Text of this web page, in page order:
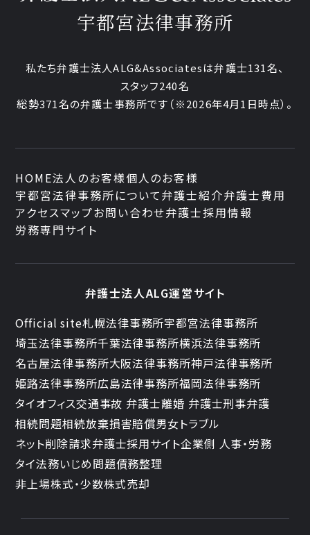
宇都宮法律事務所
私たち弁護士法人ALG&Associatesは弁護士131名、
スタッフ240名
総勢371名の弁護士事務所です （※2026年4月1日時点）。
HOME法人のお客様個人のお客様
宇都宮法律事務所について弁護士紹介弁護士費用
アクセスマップお問い合わせ弁護士採用情報
労務専門サイト
弁護士法人ALG運営サイト
Official site札幌法律事務所宇都宮法律事務所
埼玉法律事務所千葉法律事務所横浜法律事務所
名古屋法律事務所大阪法律事務所神戸法律事務所
姫路法律事務所広島法律事務所福岡法律事務所
タイオフィス交通事故 弁護士離婚 弁護士刑事弁護
相続問題相続放棄損害賠償男女トラブル
ネット削除請求弁護士採用サイト企業側 人事・労務
タイ法務いじめ問題債務整理
非上場株式・少数株式売却